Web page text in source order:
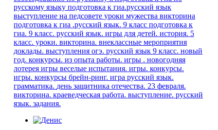
русскому языку подготовка к гиа.русский язык
выступление на педсовете уроки мужества викторина
подготовка к гиа .русский язык. 9 класс подготовка к
гиа. 9 класс. русский язык. игры для детей. история. 5
класс. уроки. викторина. внеклассные мероприятия
доклады. выступления огэ. русский язык 9 класс. новый
год. конкурсы. из опыта работы. игры . новогодняя
лотерея игры веселые испытания. игры. конкурсы.
игры. конкурсы брейн-ринг. игра русский язык.
грамматика. день защитника отечества. 23 февраля.
викторина. краеведческая работа. выступление. русский
язык. задания.